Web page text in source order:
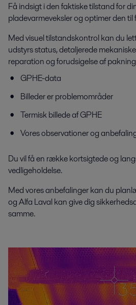
Få indsigt i den faktiske tilstand for
pladevarmeveksler og optimer den til
Med visuel tilstandskontrol kan du
udstyrs status, detaljerede
reparation og forudsigelse af
GPHE-data
Billeder er problemområder
Termisk billede af GPHE
Vores observationer og
Du vil få en række kortsigtede og
vedligeholdelse.
Med vores anbefalinger kan du
og Alfa Laval kan give dig
samme.